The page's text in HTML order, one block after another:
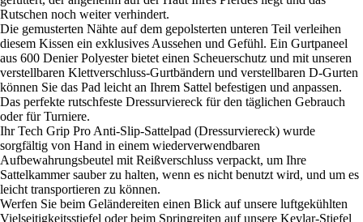
Rutschen noch weiter verhindert.
Die gemusterten Nähte auf dem gepolsterten unteren Teil verleihen
diesem Kissen ein exklusives Aussehen und Gefühl. Ein Gurtpaneel
aus 600 Denier Polyester bietet einen Scheuerschutz und mit unseren
verstellbaren Klettverschluss-Gurtbändern und verstellbaren D-Gurten
können Sie das Pad leicht an Ihrem Sattel befestigen und anpassen.
Das perfekte rutschfeste Dressurviereck für den täglichen Gebrauch
oder für Turniere.
Ihr Tech Grip Pro Anti-Slip-Sattelpad (Dressurviereck) wurde
sorgfältig von Hand in einem wiederverwendbaren
Aufbewahrungsbeutel mit Reißverschluss verpackt, um Ihre
Sattelkammer sauber zu halten, wenn es nicht benutzt wird, und um es
leicht transportieren zu können.
Werfen Sie beim Geländereiten einen Blick auf unsere luftgekühlten
Vielseitigkeitsstiefel oder beim Springreiten auf unsere Kevlar-Stiefel